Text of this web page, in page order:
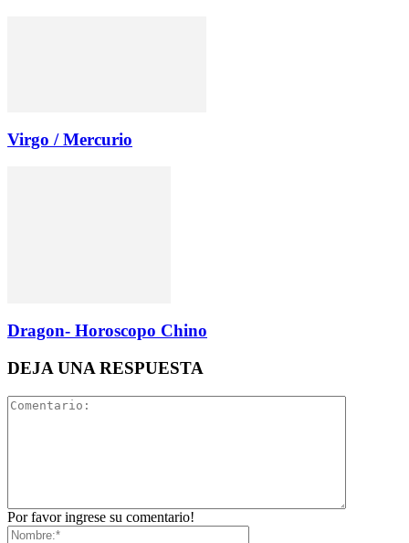
Virgo / Mercurio
Dragon- Horoscopo Chino
DEJA UNA RESPUESTA
Por favor ingrese su comentario!